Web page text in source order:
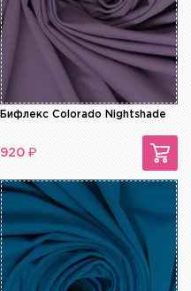
Бифлекс Colorado Nightshade
920 ₽